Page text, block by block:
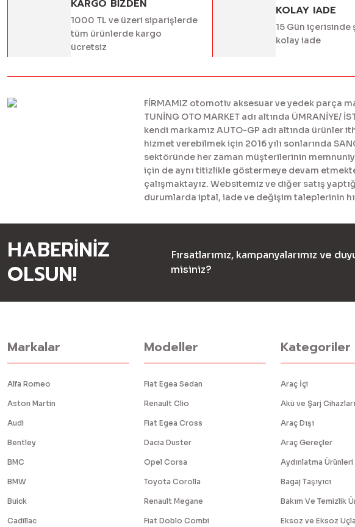
KARGO BİZDEN
1000 TL ve üzeri siparişlerde
tüm ürünlerde kargo
ücretsiz
KOLAY IADE
15 Gün içerisinde
kolay iade
FİRMAMIZ otomotiv aksesuar ve yedek parça
TUNİNG OTO MARKET adı altında
kendi markamız AUTO-GP adı altında ürünler
hizmet verebilmek için 2016 yılı sonlarında
sektöründe her zaman müşterilerinin
için de aynı titizlikle göstermeye devam
çalışmaktayız. Websitemiz ve diğer satış
durumlarda iptal, iade ve değişim taleplerinin
HABERİNİZ
OLSUN!
Fırsatlarımız, kampanyalarımız ve
misiniz?
Markalar
Alfa Romeo
Aston Martin
Audi
Bentley
BMC
BMW
Buick
Cadillac
Modeller
Fiat Egea Sedan
Renault Clio
Fiat Egea Cross
Dacia Duster
Opel Corsa
Toyota Corolla
Renault Megane
Fiat Doblo Combi
Kategoriler
Araç İçi
Akü ve Şarj Cihazları
Araç Dışı
Araç Gereçler
Aydınlatma Ürünleri
Bagaj Taşıyıcı
Bakım Ve Temizlik
Eksoz ve Eksoz